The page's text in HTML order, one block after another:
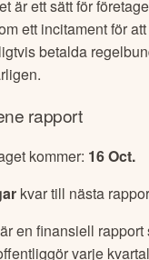
är ett sätt för
ett incitament för
betalda
rapport
kommer: 16 Oct.
kvar till nästa
en finansiell rapport
varje